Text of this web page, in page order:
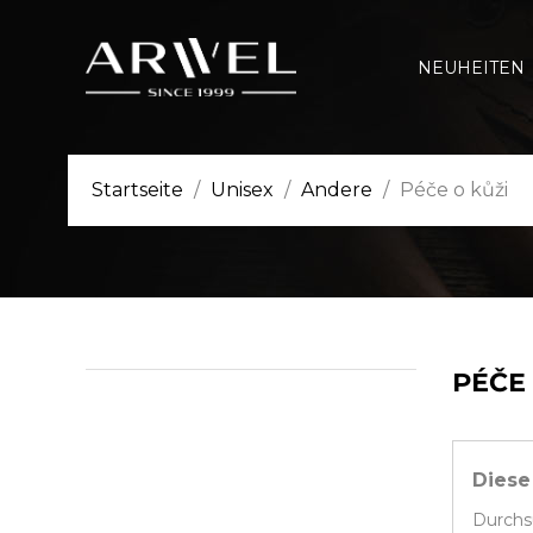
NEUHEITEN
Startseite Unisex Andere Péče o kůži